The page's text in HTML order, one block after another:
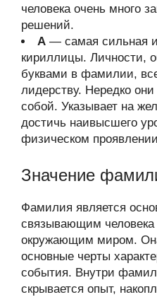
человека очень много
решений.
А — самая сильная и
кириллицы. Личности,
буквами в фамилии,
лидерству. Нередко
собой. Указывает на
достичь наивысшего
физическом
Значение
Фамилия является
связывающим человека
окружающим миром.
основные черты
события. Внутри
скрывается опыт,